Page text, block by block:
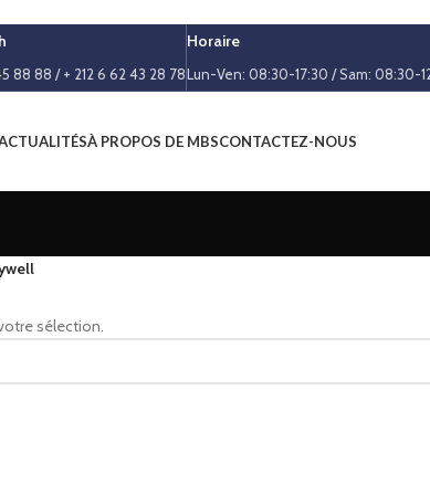
88 88 / + 212 6 62 43 28 78
Horaire
Lun-Ven: 08:30-17:30 / Sam: 08:30-
À PROPOS DE MBSCONTACTEZ-NOUS
sélection.